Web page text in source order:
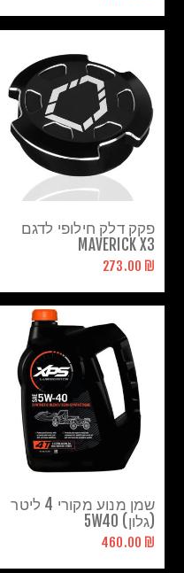
פקק דלק חילופי לדגם
MAVERICK X3
₪ 273.00
שמן מנוע מקורי 4 ליטר
(גלון) 5W40
₪ 460.00